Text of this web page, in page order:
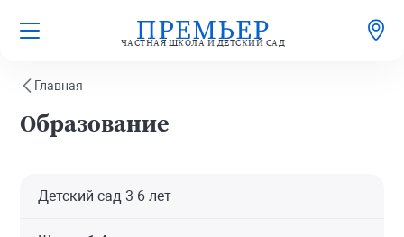
ЧАСТНАЯ ШКОЛА И ДЕТСКИЙ САД
Главная
Детский сад 3-6 лет
Образование